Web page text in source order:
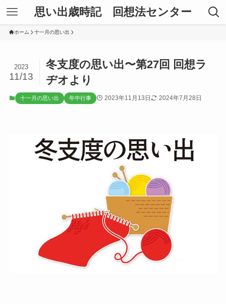
思い出歳時記 回想法センター
ホーム 十一月の思い出
冬支度の思い出〜第27回 回想ラ
ヂオより
2023
11/13
十一月の思い出 年中行事 2023年11月13日 2024年7月28日